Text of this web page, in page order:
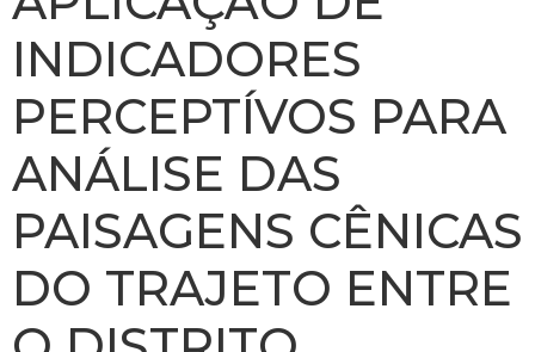
INDICADORES
PERCEPTÍVOS PARA
ANÁLISE DAS
PAISAGENS CÊNICAS
DO TRAJETO ENTRE